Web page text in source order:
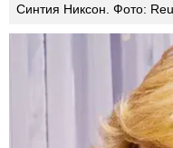
Синтия Никсон. Фото: